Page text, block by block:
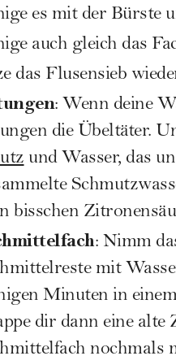
es mit der Bürste
auch gleich das
das Flusensieb
: Wenn deine
die Übeltäter.
und Wasser, das
bisschen
: Nimm
mit
Minuten in
dir dann eine alte
nochmals